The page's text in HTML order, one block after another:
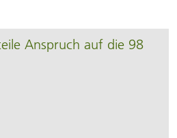
Anspruch auf die 98